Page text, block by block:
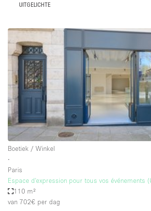
Haussmann-stijl
Kantoorbenodigdheden
Keuken
Kledingrek
Leefruimte
Lift
Meerdere kamers
Privé-parkeerplaats
RAW
UITGELICHTE
Boetiek / Winkel
∙
Paris
Espace d'expression pour tous vos événements
110 m²
van 702€ per dag